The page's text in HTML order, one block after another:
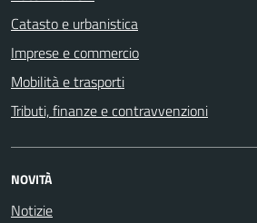
Catasto e urbanistica
Imprese e commercio
Mobilità e trasporti
Tributi, finanze e contravvenzioni
NOVITÀ
Notizie